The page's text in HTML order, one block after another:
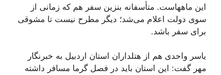
این ماههاست. متأسفانه بنزین سفر هم که زمانی از
سوی دولت اعلام می‌شد؛ دیگر مطرح نیست تا مشوقی
برای سفر باشد.
یاسر واحدی هم از هتلداران استان اردبیل به خبرنگار
مهر گفت: این استان باید در فصل گرما مسافر داشته